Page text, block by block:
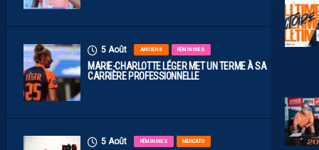
5 Août ANCIENS FÉMININES
MARIE-CHARLOTTE LÉGER MET UN TERME À SA
CARRIÈRE PROFESSIONNELLE
5 Août FÉMININES MERCATO